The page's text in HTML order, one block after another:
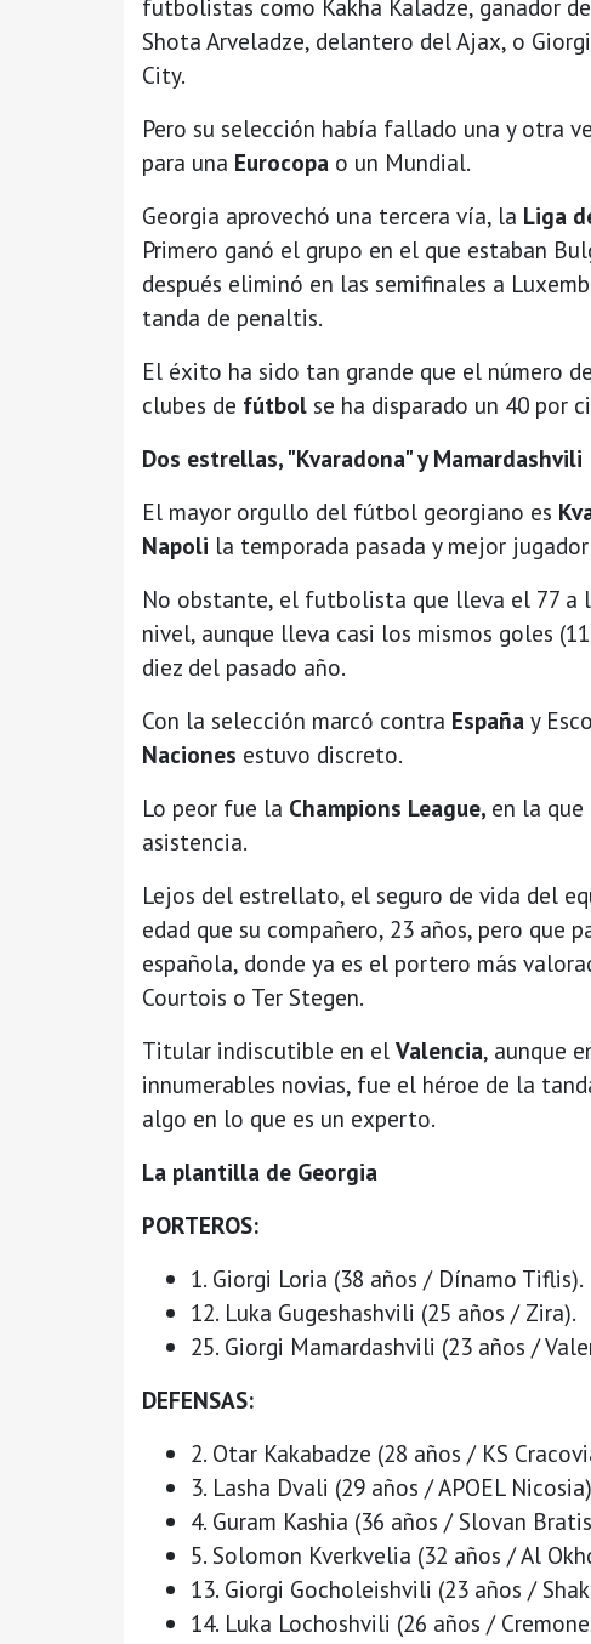
futbolistas como Kakha Kaladze, ganador
Shota Arveladze, delantero del Ajax, o
City.
Pero su selección había fallado una y otra
para una Eurocopa o un Mundial.
Georgia aprovechó una tercera vía, la Liga
Primero ganó el grupo en el que estaban
después eliminó en las semifinales a
tanda de penaltis.
El éxito ha sido tan grande que el número
clubes de fútbol se ha disparado un 40 por
Dos estrellas, "Kvaradona" y Mamardashvili
El mayor orgullo del fútbol georgiano es
Napoli la temporada pasada y mejor
No obstante, el futbolista que lleva el 77 a
nivel, aunque lleva casi los mismos goles
diez del pasado año.
Con la selección marcó contra España y
Naciones estuvo discreto.
Lo peor fue la Champions League, en la
asistencia.
Lejos del estrellato, el seguro de vida del
edad que su compañero, 23 años, pero que
española, donde ya es el portero más
Courtois o Ter Stegen.
Titular indiscutible en el Valencia, aunque
innumerables novias, fue el héroe de la
algo en lo que es un experto.
La plantilla de Georgia
PORTEROS:
1. Giorgi Loria (38 años / Dínamo Tiflis).
12. Luka Gugeshashvili (25 años / Zira).
25. Giorgi Mamardashvili (23 años /
DEFENSAS:
2. Otar Kakabadze (28 años / KS
3. Lasha Dvali (29 años / APOEL
4. Guram Kashia (36 años / Slovan
5. Solomon Kverkvelia (32 años / Al
13. Giorgi Gocholeishvili (23 años /
14. Luka Lochoshvili (26 años /